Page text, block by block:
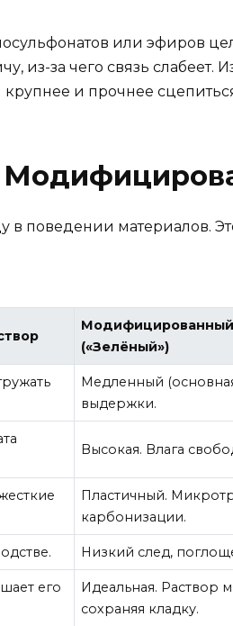
или эфиров
из-за чего связь
и прочнее
материалов.
Модифицированный
(«Зелёный»)
Медленный
выдержки.
Высокая. Влага
Пластичный.
карбонизации.
Низкий след,
его
Идеальная. Раствор
сохраняя кладку.